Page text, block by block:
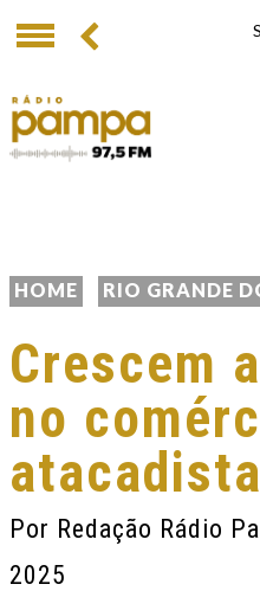
HOME RIO GRANDE
Crescem
no
Por Redação Rádio
2025